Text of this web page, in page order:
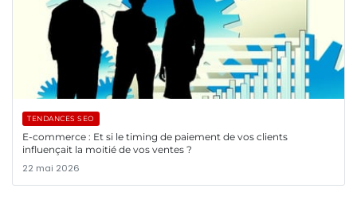
TENDANCES SEO
E-commerce : Et si le timing de paiement de vos clients
influençait la moitié de vos ventes ?
22 mai 2026